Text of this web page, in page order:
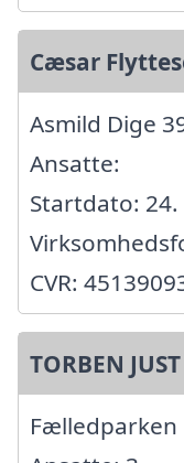
Cæsar
Asmild Dige
Ansatte:
Startdato:
CVR:
TORBEN
Fælledparken